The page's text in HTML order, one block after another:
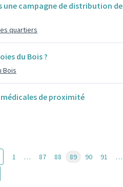
une campagne de distribution de
quartiers
du Bois ?
Bois
de proximité
1 … 87 88 89 90 91 …